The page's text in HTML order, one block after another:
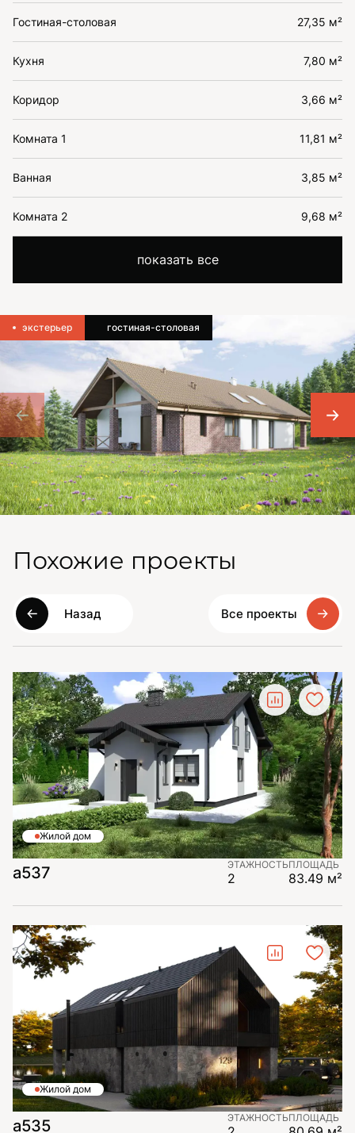
Гостиная-столовая 27,35 м²
Кухня 7,80 м²
Коридор 3,66 м²
Комната 1 11,81 м²
Ванная 3,85 м²
Комната 2 9,68 м²
показать все
экстерьер гостиная-столовая
Похожие проекты
Назад Все проекты
Жилой дом
а537 ЭТАЖНОСТЬ
2
ПЛОЩАДЬ
83.49 м²
Жилой дом
а535 ЭТАЖНОСТЬПЛОЩАДЬ